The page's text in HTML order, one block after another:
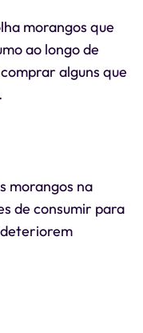
morangos que
ao longo de
alguns que
morangos na
de consumir para